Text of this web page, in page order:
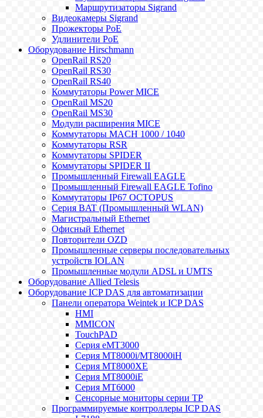
Маршрутизаторы Sigrand
Видеокамеры Sigrand
Прожекторы PoE
Удлинители PoE
Оборудование Hirschmann
OpenRail RS20
OpenRail RS30
OpenRail RS40
Коммутаторы Power MICE
OpenRail MS20
OpenRail MS30
Модули расширения MICE
Коммутаторы MACH 1000 / 1040
Коммутаторы RSR
Коммутаторы SPIDER
Коммутаторы SPIDER II
Промышленный Firewall EAGLE
Промышленный Firewall EAGLE Tofino
Коммутаторы IP67 OCTOPUS
Серия BAT (Промышленный WLAN)
Магистральный Ethernet
Офисный Ethernet
Повторители OZD
Промышленные серверы последовательных
устройств IOLAN
Промышленные модули ADSL и UMTS
Оборудование Allied Telesis
Оборудование ICP DAS для автоматизации
Панели оператора Weintek и ICP DAS
HMI
MMICON
TouchPAD
Серия eMT3000
Серия MT8000i/MT8000iH
Серия MT8000XE
Серия MT8000iE
Серия MT6000
Сенсорные мониторы серии TP
Программируемые контроллеры ICP DAS